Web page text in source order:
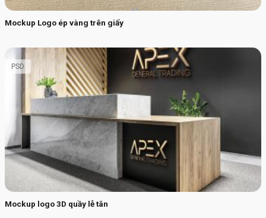
Mockup Logo ép vàng trên giấy
Mockup logo 3D quầy lễ tân
PSD